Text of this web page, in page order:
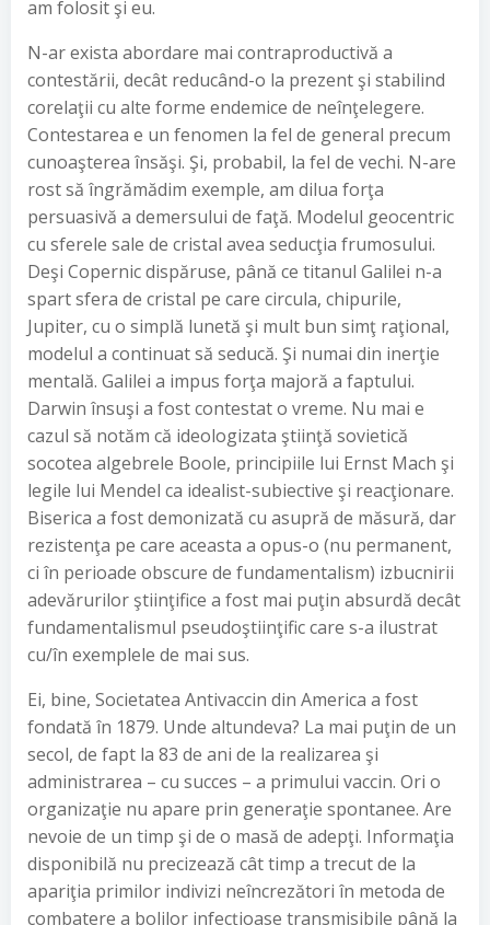
am folosit şi eu.
N-ar exista abordare mai contraproductivă a
contestării, decât reducând-o la prezent şi stabilind
corelaţii cu alte forme endemice de neînţelegere.
Contestarea e un fenomen la fel de general precum
cunoaşterea însăşi. Şi, probabil, la fel de vechi. N-are
rost să îngrămădim exemple, am dilua forţa
persuasivă a demersului de faţă. Modelul geocentric
cu sferele sale de cristal avea seducţia frumosului.
Deşi Copernic dispăruse, până ce titanul Galilei n-a
spart sfera de cristal pe care circula, chipurile,
Jupiter, cu o simplă lunetă şi mult bun simţ raţional,
modelul a continuat să seducă. Şi numai din inerţie
mentală. Galilei a impus forţa majoră a faptului.
Darwin însuşi a fost contestat o vreme. Nu mai e
cazul să notăm că ideologizata ştiinţă sovietică
socotea algebrele Boole, principiile lui Ernst Mach şi
legile lui Mendel ca idealist-subiective şi reacţionare.
Biserica a fost demonizată cu asupră de măsură, dar
rezistenţa pe care aceasta a opus-o (nu permanent,
ci în perioade obscure de fundamentalism) izbucnirii
adevărurilor ştiinţifice a fost mai puţin absurdă decât
fundamentalismul pseudoştiinţific care s-a ilustrat
cu/în exemplele de mai sus.
Ei, bine, Societatea Antivaccin din America a fost
fondată în 1879. Unde altundeva? La mai puţin de un
secol, de fapt la 83 de ani de la realizarea şi
administrarea – cu succes – a primului vaccin. Ori o
organizaţie nu apare prin generaţie spontanee. Are
nevoie de un timp şi de o masă de adepţi. Informaţia
disponibilă nu precizează cât timp a trecut de la
apariţia primilor indivizi neîncrezători în metoda de
combatere a bolilor infecţioase transmisibile până la